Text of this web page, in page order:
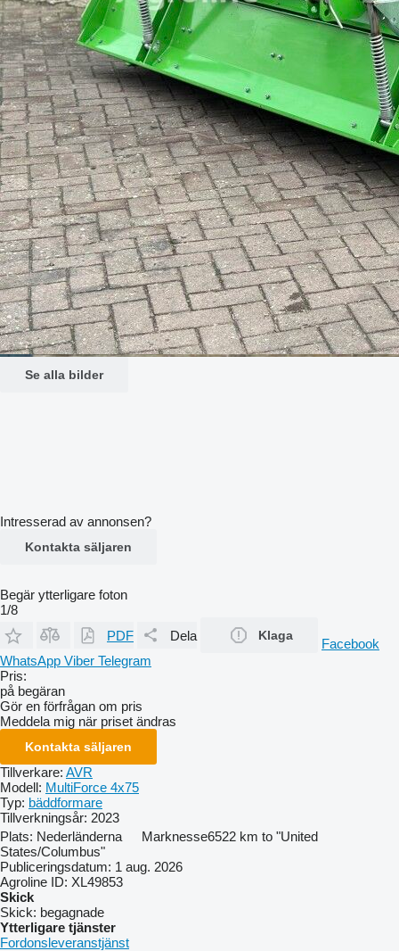
Se alla bilder
Intresserad av annonsen?
Kontakta säljaren
Begär ytterligare foton
1/8
PDF
Dela Klaga
Facebook
WhatsApp Viber Telegram
Pris:
på begäran
Gör en förfrågan om pris
Meddela mig när priset ändras
Kontakta säljaren
Tillverkare: AVR
Modell: MultiForce 4x75
Typ: bäddformare
Tillverkningsår: 2023
Plats: Nederländerna Marknesse6522 km to "United
States/Columbus"
Publiceringsdatum: 1 aug. 2026
Agroline ID: XL49853
Skick
Skick: begagnade
Ytterligare tjänster
Fordonsleveranstjänst